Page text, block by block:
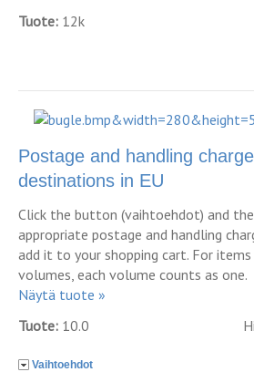
Tuote: 12k
Postage and handling
destinations in EU
Click the button (vaihtoehdot) and
appropriate postage and handling
add it to your shopping cart. For
volumes, each volume counts as one.
Näytä tuote »
Tuote: 10.0
Vaihtoehdot